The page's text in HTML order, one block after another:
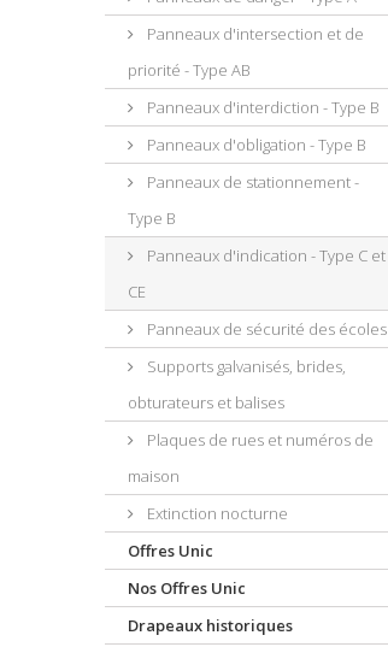
Panneaux d'intersection et de
priorité - Type AB
Panneaux d'interdiction - Type B
Panneaux d'obligation - Type B
Panneaux de stationnement -
Type B
Panneaux d'indication - Type C et
CE
Panneaux de sécurité des écoles
Supports galvanisés, brides,
obturateurs et balises
Plaques de rues et numéros de
maison
Extinction nocturne
Offres Unic
Nos Offres Unic
Drapeaux historiques